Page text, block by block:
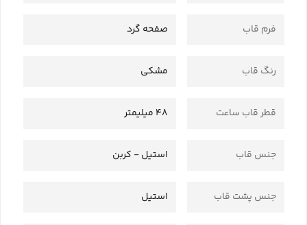
فرم قاب صفحه گرد
رنگ قاب مشکی
قطر قاب ساعت 48 میلیمتر
جنس قاب استیل - کربن
جنس پشت قاب استیل